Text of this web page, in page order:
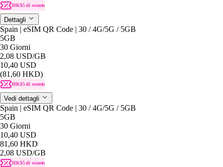
HK$5 di sconto
Dettagli
Spain | eSIM QR Code | 30 / 4G/5G / 5GB
5GB
30 Giorni
2,08 USD/GB
10,40 USD
(81,60 HKD)
HK$5 di sconto
Vedi dettagli
Spain | eSIM QR Code | 30 / 4G/5G / 5GB
5GB
30 Giorni
10,40 USD
81,60 HKD
2,08 USD/GB
HK$5 di sconto